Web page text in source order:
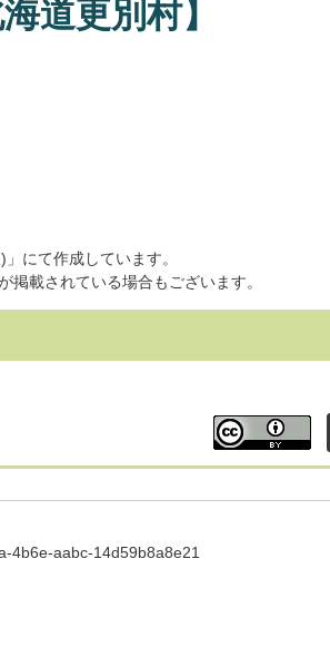
道更別村】
にて作成しています。
載されている場合もございます。
4b6e-aabc-14d59b8a8e21